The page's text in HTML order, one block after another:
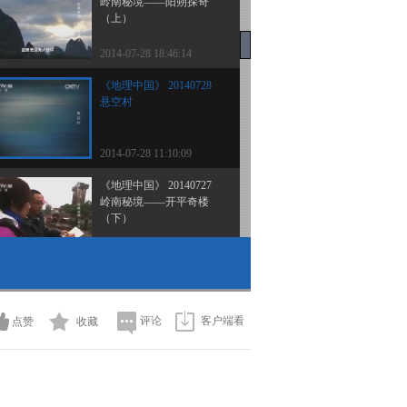
（上）
2014-07-28 18:46:14
《地理中国》 20140728
悬空村
2014-07-28 11:10:09
《地理中国》 20140727
岭南秘境——开平奇楼
（下）
（上）
2014-07-26 18:11:13
点赞 收藏 评论 客户端看